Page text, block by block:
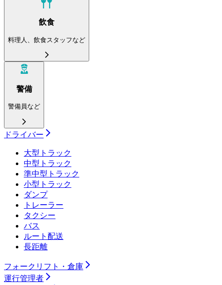
飲食
料理人、飲食スタッフなど
警備
警備員など
ドライバー
大型トラック
中型トラック
準中型トラック
小型トラック
ダンプ
トレーラー
タクシー
バス
ルート配送
長距離
フォークリフト・倉庫
運行管理者